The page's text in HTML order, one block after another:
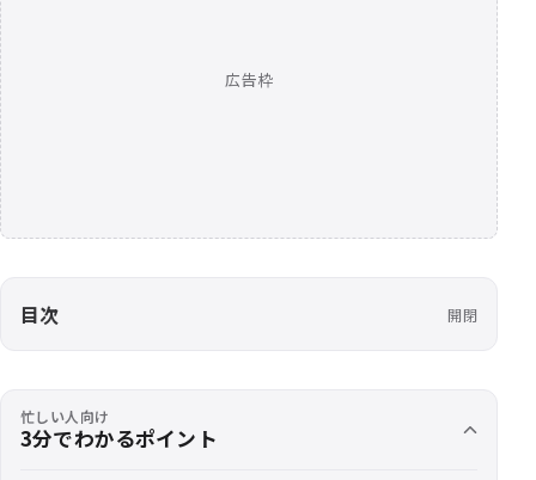
広告枠
目次 開閉
忙しい人向け
3分でわかるポイント